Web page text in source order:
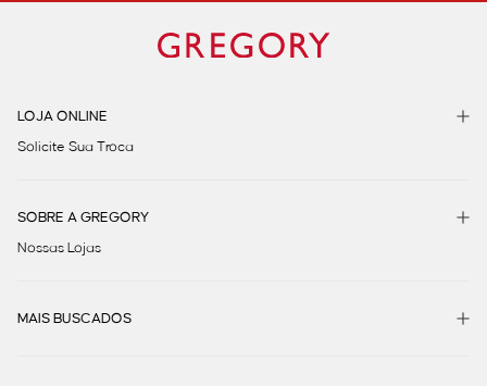
LOJA ONLINE
Solicite Sua Troca
SOBRE A GREGORY
Nossas Lojas
MAIS BUSCADOS